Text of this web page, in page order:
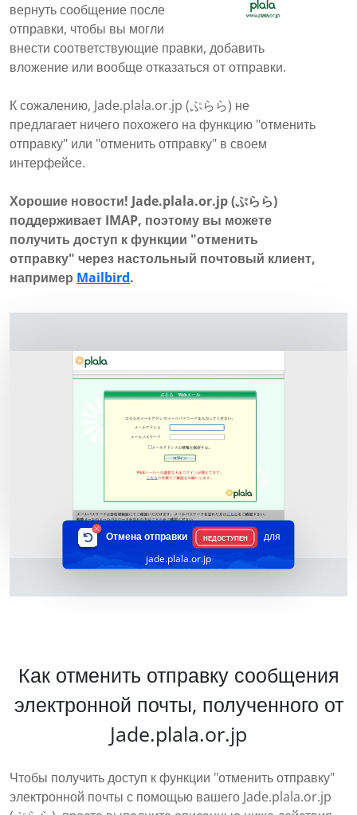
вернуть сообщение после
отправки, чтобы вы могли
внести соответствующие правки, добавить
вложение или вообще отказаться от отправки.
К сожалению, Jade.plala.or.jp (ぷらら) не
предлагает ничего похожего на функцию "отменить
отправку" или "отменить отправку" в своем
интерфейсе.
Хорошие новости! Jade.plala.or.jp (ぷらら)
поддерживает IMAP, поэтому вы можете
получить доступ к функции "отменить
отправку" через настольный почтовый клиент,
например Mailbird.
Отмена отправки НЕДОСТУПЕН
для
jade.plala.or.jp
Как отменить отправку сообщения
электронной почты, полученного от
Jade.plala.or.jp
Чтобы получить доступ к функции "отменить отправку"
электронной почты с помощью вашего Jade.plala.or.jp